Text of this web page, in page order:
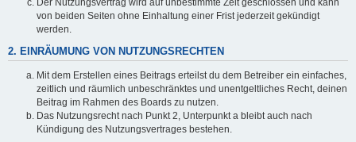
Der Nutzungsvertrag wird auf unbestimmte Zeit geschlossen und kann
von beiden Seiten ohne Einhaltung einer Frist jederzeit gekündigt
werden.
2. EINRÄUMUNG VON NUTZUNGSRECHTEN
Mit dem Erstellen eines Beitrags erteilst du dem Betreiber ein einfaches,
zeitlich und räumlich unbeschränktes und unentgeltliches Recht, deinen
Beitrag im Rahmen des Boards zu nutzen.
Das Nutzungsrecht nach Punkt 2, Unterpunkt a bleibt auch nach
Kündigung des Nutzungsvertrages bestehen.